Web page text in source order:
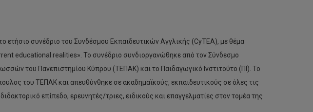
ετήσιο συνέδριο του Συνδέσμου Εκπαιδευτικών Αγγλικής (CyTEA), με θέμα
educational realities». Το συνέδριο συνδιοργανώθηκε από τον Σύνδεσμο
του Πανεπιστημίου Κύπρου (ΤΕΠΑΚ) και το Παιδαγωγικό Ινστιτούτο (ΠΙ). Το
του ΤΕΠΑΚ και απευθύνθηκε σε ακαδημαϊκούς, εκπαιδευτικούς σε όλες τις
επίπεδο, ερευνητές/τριες, ειδικούς και επαγγελματίες στον τομέα της